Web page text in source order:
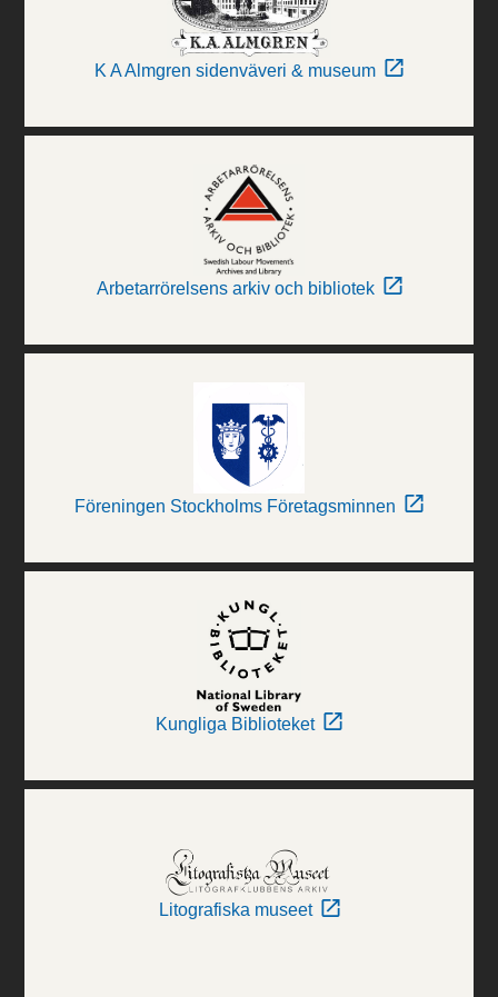
K A Almgren sidenväveri & museum
Arbetarrörelsens arkiv och bibliotek
Föreningen Stockholms Företagsminnen
Kungliga Biblioteket
Litografiska museet